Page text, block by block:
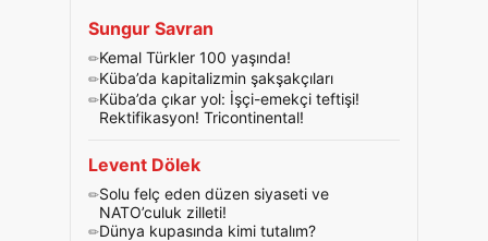
Sungur Savran
Kemal Türkler 100 yaşında!
Küba’da kapitalizmin şakşakçıları
Küba’da çıkar yol: İşçi-emekçi teftişi!
Rektifikasyon! Tricontinental!
Levent Dölek
Solu felç eden düzen siyaseti ve
NATO’culuk zilleti!
Dünya kupasında kimi tutalım?